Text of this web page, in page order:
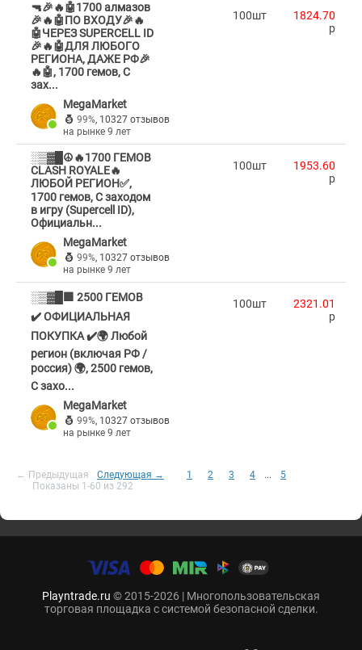
🔫🎉🔥🤖1700 алмазов
🎉🔥🤖ПО ВХОДУ🎉🔥
🤖ЧЕРЕЗ SUPERCELL ID
🎉🔥🤖ДЛЯ ЛЮБОГО
РЕГИОНА, ДАЖЕ РФ🎉
🔥🤖, 1700 гемов, С
зах...
MegaMarket
99%, 10327 отзывов
на рынке 9 лет
100шт
1824.70
p
░▒▓█☮️🔥1700 ГЕМОВ
CLASH ROYALE🔥
ЛЮБОЙ РЕГИОН✅,
1700 гемов, С заходом
в игру (Supercell ID),
Официальн...
MegaMarket
99%, 10327 отзывов
на рынке 9 лет
100шт
1953.60
p
░▒▓█🟪 2500 ГЕМОВ
✔️ ОФИЦИАЛЬНАЯ
ПОКУПКА ✔️🌍 Любой
регион (включая РФ /
россия) 🌍, 2500 гемов,
С захо...
MegaMarket
99%, 10327 отзывов
на рынке 9 лет
100шт
2321.01
p
← Предыдущая Следующая → 1 2 3 4 ...
5
Показаны 1-60 из 292
Playntrade.ru © 2015-2026 | Многопользовательская
торговая площадка с системой безопасной сделки.